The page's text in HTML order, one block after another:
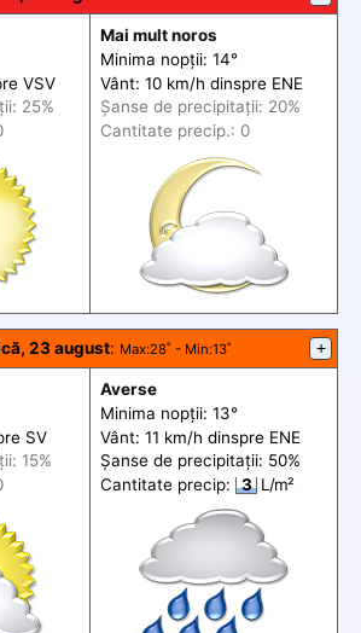
VSV
: 25%
Mai mult noros
Minima nopții: 14°
Vânt: 10 km/h dinspre ENE
Șanse de precipitații: 20%
Cantitate precip.: 0
23 august: Max:28˚ - Min:13˚ +
SV
: 15%
Averse
Minima nopții: 13°
Vânt: 11 km/h dinspre ENE
Șanse de precipitații: 50%
Cantitate precip:
3 L/m²